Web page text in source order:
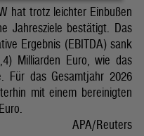
hat trotz leichter Einbußen
Jahresziele bestätigt. Das
Ergebnis (EBITDA) sank
Milliarden Euro, wie das
Für das Gesamtjahr 2026
mit einem bereinigten
APA/Reuters